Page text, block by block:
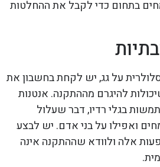
בתחום כדי לקבל את ההחלטות
על גג, יש לקחת בחשבון את
להיגרם מההתקנה. אנטנות
בגלי רדיו, דבר שעלול
ואפילו על בני אדם. יש לבצע
אלה ולוודא שההתקנה אינה